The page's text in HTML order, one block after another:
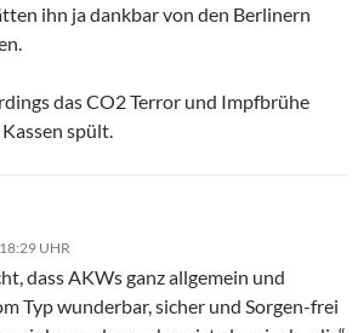
ihn ja dankbar von den Berlinern
das CO2 Terror und Impfbrühe
spült.
UHR
dass AKWs ganz allgemein und
Typ wunderbar, sicher und Sorgen-frei